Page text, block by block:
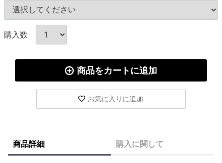
購入数
商品をカートに追加
お気に入りに追加
商品詳細 購入に関して